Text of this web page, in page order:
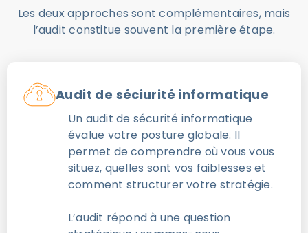
Les deux approches sont complémentaires, mais
l’audit constitue souvent la première étape.
Audit de séciurité informatique
Un audit de sécurité informatique
évalue votre posture globale. Il
permet de comprendre où vous vous
situez, quelles sont vos faiblesses et
comment structurer votre stratégie.
L’audit répond à une question